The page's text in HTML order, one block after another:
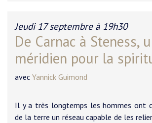
Jeudi 17 septembre à 19h30
De Carnac à Steness,
méridien pour la
avec Yannick Guimond
Il y a très longtemps les hommes ont
de la terre un réseau capable de les